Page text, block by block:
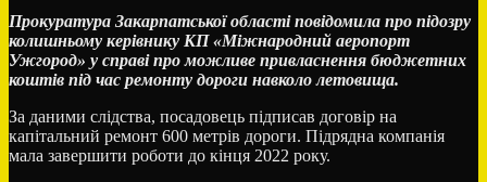
Прокуратура Закарпатської області повідомила про підозру
колишньому керівнику КП «Міжнародний аеропорт
Ужгород» у справі про можливе привласнення бюджетних
коштів під час ремонту дороги навколо летовища.
За даними слідства, посадовець підписав договір на
капітальний ремонт 600 метрів дороги. Підрядна компанія
мала завершити роботи до кінця 2022 року.